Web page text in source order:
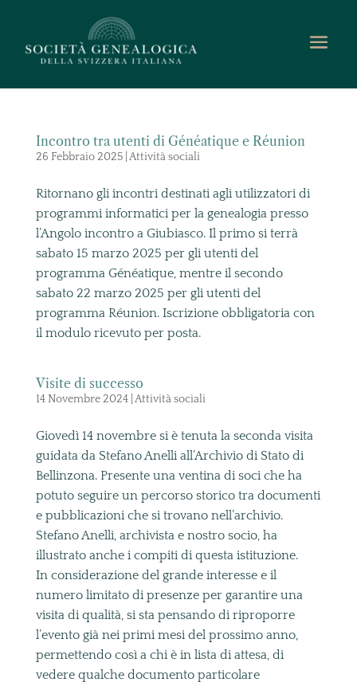
Incontro tra utenti di Généatique e Réunion
26 Febbraio 2025| Attività sociali
Ritornano gli incontri destinati agli utilizzatori di
programmi informatici per la genealogia presso
l’Angolo incontro a Giubiasco. Il primo si terrà
sabato 15 marzo 2025 per gli utenti del
programma Généatique, mentre il secondo
sabato 22 marzo 2025 per gli utenti del
programma Réunion. Iscrizione obbligatoria con
il modulo ricevuto per posta.
Visite di successo
14 Novembre 2024| Attività sociali
Giovedì 14 novembre si è tenuta la seconda visita
guidata da Stefano Anelli all’Archivio di Stato di
Bellinzona. Presente una ventina di soci che ha
potuto seguire un percorso storico tra documenti
e pubblicazioni che si trovano nell’archivio.
Stefano Anelli, archivista e nostro socio, ha
illustrato anche i compiti di questa istituzione.
In considerazione del grande interesse e il
numero limitato di presenze per garantire una
visita di qualità, si sta pensando di riproporre
l’evento già nei primi mesi del prossimo anno,
permettendo così a chi è in lista di attesa, di
vedere qualche documento particolare